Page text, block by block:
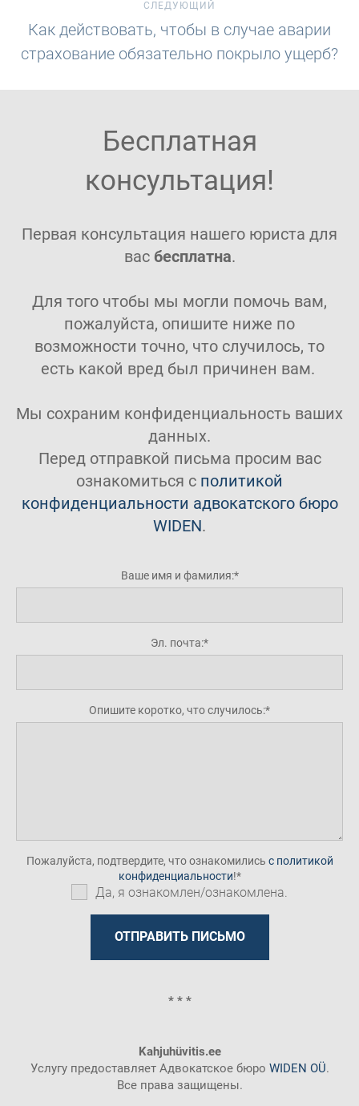
СЛЕДУЮЩИЙ
Как действовать, чтобы в случае аварии
страхование обязательно покрыло ущерб?
Бесплатная
консультация!
Первая консультация нашего юриста для
вас бесплатна.
Для того чтобы мы могли помочь вам,
пожалуйста, опишите ниже по
возможности точно, что случилось, то
есть какой вред был причинен вам.
Мы сохраним конфиденциальность ваших
данных.
Перед отправкой письма просим вас
ознакомиться с политикой
конфиденциальности адвокатского бюро
WIDEN.
Ваше имя и фамилия:
Эл. почта:
Опишите коротко, что случилось:
Пожалуйста, подтвердите, что ознакомились с политикой
конфиденциальности!
Да, я ознакомлен/ознакомлена.
* * *
Kahjuhüvitis.ee
Услугу предоставляет Адвокатское бюро WIDEN OÜ.
Все права защищены.